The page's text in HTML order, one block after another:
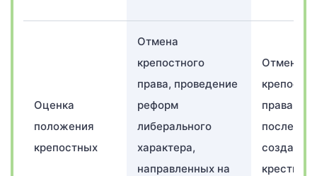
Оценка
положения
крепостных
Отмена
крепостного
права, проведение
реформ
либерального
характера,
направленных на
Отмена
права с